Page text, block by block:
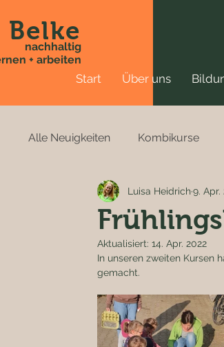
nachhaltig
+ arbeiten
Start Über uns
Alle Neuigkeiten Kombikurse
Luisa Heidrich9. Apr.
Aktualisiert: 14. Apr. 2022
In unseren zweiten Kursen
gemacht.